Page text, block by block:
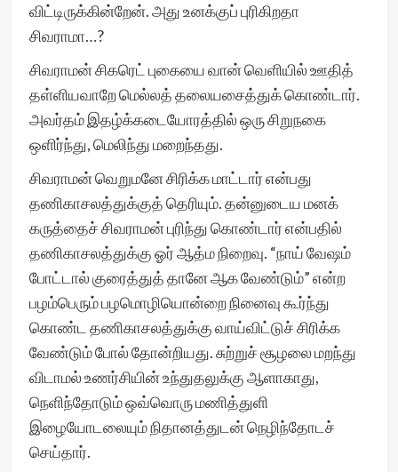
விட்டிருக்கின்றேன். அது உனக்குப் புரிகிறதா
சிவராமா…?
சிவராமன் சிகரெட் புகையை வான் வெளியில் ஊதித்
தள்ளியவாறே மெல்லத் தலையசைத்துக் கொண்டார்.
அவர்தம் இதழ்க்கடையோரத்தில் ஒரு சிறுநகை
ஒளிர்ந்து, மெலிந்து மறைந்தது.
சிவராமன் வெறுமனே சிரிக்க மாட்டார் என்பது
தணிகாசலத்துக்குத் தெரியும். தன்னுடைய மனக்
கருத்தைச் சிவராமன் புரிந்து கொண்டார் என்பதில்
தணிகாசலத்துக்கு ஓர் ஆத்ம நிறைவு. “நாய் வேஷம்
போட்டால் குரைத்துத் தானே ஆக வேண்டும்” என்ற
பழம்பெரும் பழமொழியொன்றை நினைவு கூர்ந்து
கொண்ட தணிகாசலத்துக்கு வாய்விட்டுச் சிரிக்க
வேண்டும் போல் தோன்றியது. சுற்றுச் சூழலை மறந்து
விடாமல் உணர்சியின் உந்துதலுக்கு ஆளாகாது,
நெளிந்தோடும் ஒவ்வொரு மணித்துளி
இழையோடலையும் நிதானத்துடன் நெழிந்தோடச்
செய்தார்.